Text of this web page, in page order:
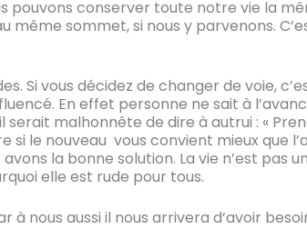
pouvons conserver toute notre vie la
même sommet, si nous y parvenons.
Si vous décidez de changer de voie,
En effet personne ne sait à
malhonnête de dire à autrui : «
si le nouveau vous convient mieux que
la bonne solution. La vie n’est pas
elle est rude pour tous.
nous aussi il nous arrivera d’avoir